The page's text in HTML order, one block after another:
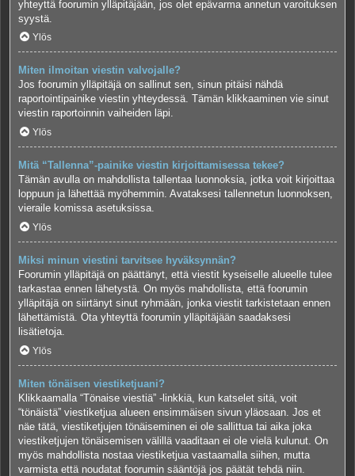
yhteyttä foorumin ylläpitäjään, jos olet epävarma annetun varoituksen
syystä.
Ylös
Miten ilmoitan viestin valvojalle?
Jos foorumin ylläpitäjä on sallinut sen, sinun pitäisi nähdä
raportointipainike viestin yhteydessä. Tämän klikkaaminen vie sinut
viestin raportoinnin vaiheiden läpi.
Ylös
Mitä “Tallenna”-painike viestin kirjoittamisessa tekee?
Tämän avulla on mahdollista tallentaa luonnoksia, jotka voit kirjoittaa
loppuun ja lähettää myöhemmin. Avataksesi tallennetun luonnoksen,
vieraile komissa asetuksissa.
Ylös
Miksi minun viestini tarvitsee hyväksynnän?
Foorumin ylläpitäjä on päättänyt, että viestit kyseiselle alueelle tulee
tarkastaa ennen lähetystä. On myös mahdollista, että foorumin
ylläpitäjä on siirtänyt sinut ryhmään, jonka viestit tarkistetaan ennen
lähettämistä. Ota yhteyttä foorumin ylläpitäjään saadaksesi
lisätietoja.
Ylös
Miten tönäisen viestiketjuani?
Klikkaamalla “Tönaise viestiä” -linkkiä, kun katselet sitä, voit
“tönäistä” viestiketjua alueen ensimmäisen sivun yläosaan. Jos et
näe tätä, viestiketjujen tönäiseminen ei ole sallittua tai aika joka
viestiketjujen tönäisemisen välillä vaaditaan ei ole vielä kulunut. On
myös mahdollista nostaa viestiketjua vastaamalla siihen, mutta
varmista että noudatat foorumin sääntöjä jos päätät tehdä niin.